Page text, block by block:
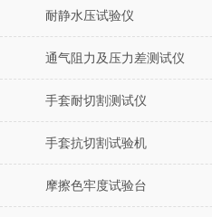
耐静水压试验仪
通气阻力及压力差测试仪
手套耐切割测试仪
手套抗切割试验机
摩擦色牢度试验台